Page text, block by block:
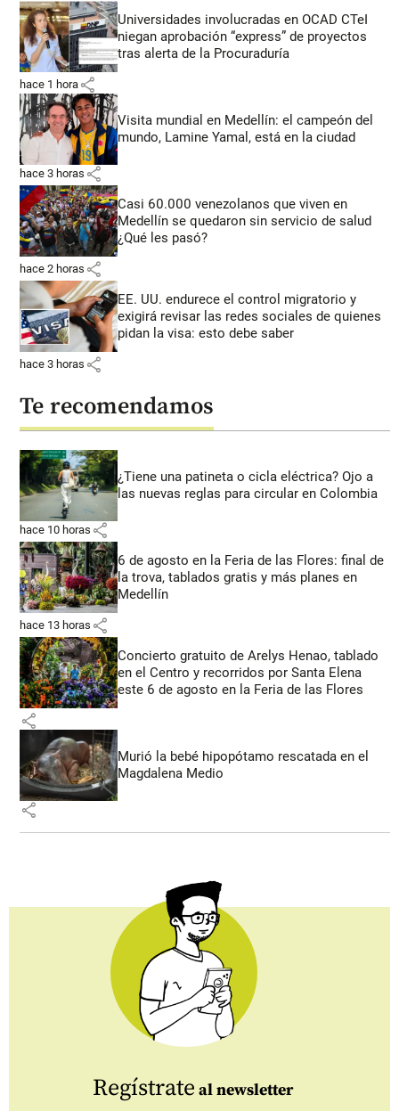
Universidades involucradas en OCAD CTeI
niegan aprobación “express” de proyectos
tras alerta de la Procuraduría
hace 1 hora share
Visita mundial en Medellín: el campeón del
mundo, Lamine Yamal, está en la ciudad
hace 3 horas share
Casi 60.000 venezolanos que viven en
Medellín se quedaron sin servicio de salud
¿Qué les pasó?
hace 2 horas share
EE. UU. endurece el control migratorio y
exigirá revisar las redes sociales de quienes
pidan la visa: esto debe saber
hace 3 horas share
Te recomendamos
¿Tiene una patineta o cicla eléctrica? Ojo a
las nuevas reglas para circular en Colombia
hace 10 horas share
6 de agosto en la Feria de las Flores: final de
la trova, tablados gratis y más planes en
Medellín
hace 13 horas share
Concierto gratuito de Arelys Henao, tablado
en el Centro y recorridos por Santa Elena
este 6 de agosto en la Feria de las Flores
share
Murió la bebé hipopótamo rescatada en el
Magdalena Medio
share
Regístrate al newsletter